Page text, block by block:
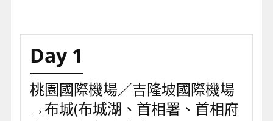
Day 1
桃園國際機場／吉隆坡國際機場
→布城(布城湖、首相署、首相府